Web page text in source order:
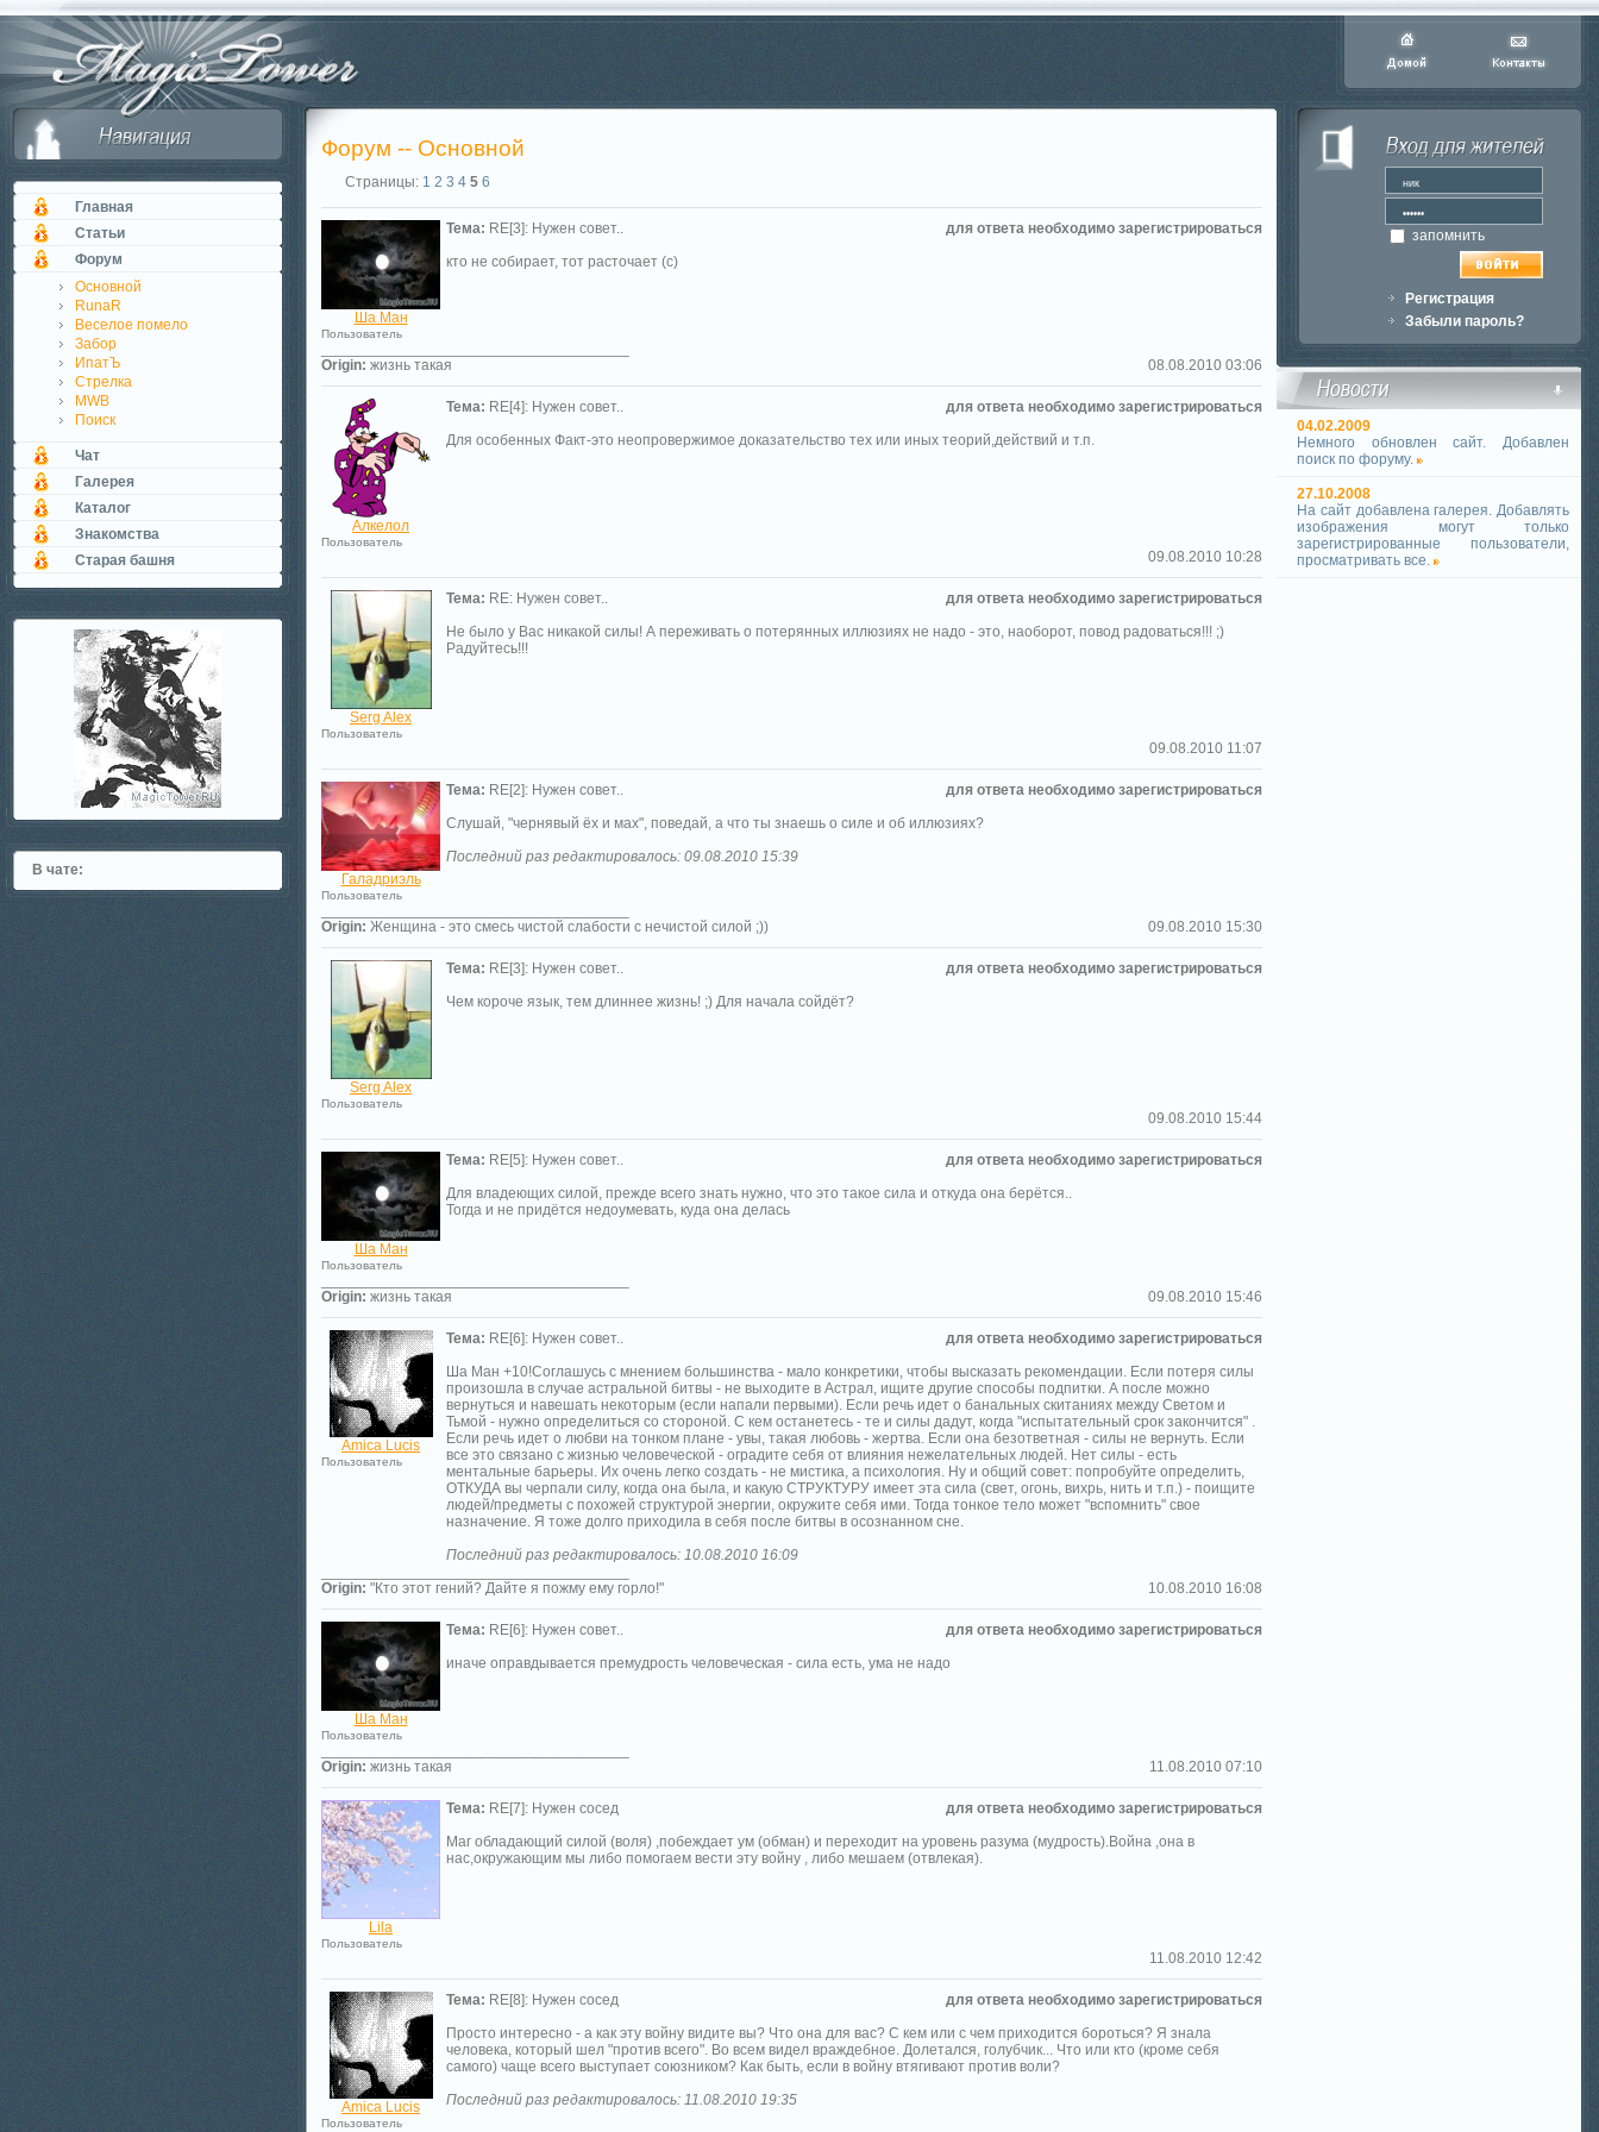
Главная
Статьи
Форум
Основной
RunaR
Веселое помело
Забор
ИпатЪ
Стрелка
MWB
Поиск
Чат
Галерея
Каталог
Знакомства
Старая башня
В чате:
Форум -- Основной
Страницы: 1 2 3 4 5 6
Ша Ман
Пользователь
Тема: RE[3]: Нужен совет..
для ответа необходимо зарегистрироваться
кто не собирает, тот расточает (с)
Origin: жизнь такая 08.08.2010 03:06
Алкелол
Пользователь
Тема: RE[4]: Нужен совет..
для ответа необходимо зарегистрироваться
Для особенных Факт-это неопровержимое доказательство тех или иных теорий,действий и т.п.
09.08.2010 10:28
Serg Alex
Пользователь
Тема: RE: Нужен совет..
для ответа необходимо зарегистрироваться
Не было у Вас никакой силы! А переживать о потерянных иллюзиях не надо - это, наоборот, повод радоваться!!! ;)
Радуйтесь!!!
09.08.2010 11:07
Галадриэль
Пользователь
Тема: RE[2]: Нужен совет..
для ответа необходимо зарегистрироваться
Слушай, "чернявый ёх и мах", поведай, а что ты знаешь о силе и об иллюзиях?
Последний раз редактировалось: 09.08.2010 15:39
Origin: Женщина - это смесь чистой слабости с нечистой силой ;)) 09.08.2010 15:30
Serg Alex
Пользователь
Тема: RE[3]: Нужен совет..
для ответа необходимо зарегистрироваться
Чем короче язык, тем длиннее жизнь! ;) Для начала сойдёт?
09.08.2010 15:44
Ша Ман
Пользователь
Тема: RE[5]: Нужен совет..
для ответа необходимо зарегистрироваться
Для владеющих силой, прежде всего знать нужно, что это такое сила и откуда она берётся..
Тогда и не придётся недоумевать, куда она делась
Origin: жизнь такая 09.08.2010 15:46
Amica Lucis
Пользователь
Тема: RE[6]: Нужен совет..
для ответа необходимо зарегистрироваться
Ша Ман +10!Соглашусь с мнением большинства - мало конкретики, чтобы высказать рекомендации. Если потеря силы
произошла в случае астральной битвы - не выходите в Астрал, ищите другие способы подпитки. А после можно
вернуться и навешать некоторым (если напали первыми). Если речь идет о банальных скитаниях между Светом и
Тьмой - нужно определиться со стороной. С кем останетесь - те и силы дадут, когда "испытательный срок закончится" .
Если речь идет о любви на тонком плане - увы, такая любовь - жертва. Если она безответная - силы не вернуть. Если
все это связано с жизнью человеческой - оградите себя от влияния нежелательных людей. Нет силы - есть
ментальные барьеры. Их очень легко создать - не мистика, а психология. Ну и общий совет: попробуйте определить,
ОТКУДА вы черпали силу, когда она была, и какую СТРУКТУРУ имеет эта сила (свет, огонь, вихрь, нить и т.п.) - поищите
людей/предметы с похожей структурой энергии, окружите себя ими. Тогда тонкое тело может "вспомнить" свое
назначение. Я тоже долго приходила в себя после битвы в осознанном сне.
Последний раз редактировалось: 10.08.2010 16:09
Origin: "Кто этот гений? Дайте я пожму ему горло!" 10.08.2010 16:08
Ша Ман
Пользователь
Тема: RE[6]: Нужен совет..
для ответа необходимо зарегистрироваться
иначе оправдывается премудрость человеческая - сила есть, ума не надо
Origin: жизнь такая 11.08.2010 07:10
Lila
Пользователь
Тема: RE[7]: Нужен сосед
для ответа необходимо зарегистрироваться
Маг обладающий силой (воля) ,побеждает ум (обман) и переходит на уровень разума (мудрость).Война ,она в
нас,окружающим мы либо помогаем вести эту войну , либо мешаем (отвлекая).
11.08.2010 12:42
Amica Lucis
Пользователь
Тема: RE[8]: Нужен сосед
для ответа необходимо зарегистрироваться
Просто интересно - а как эту войну видите вы? Что она для вас? С кем или с чем приходится бороться? Я знала
человека, который шел "против всего". Во всем видел враждебное. Долетался, голубчик... Что или кто (кроме себя
самого) чаще всего выступает союзником? Как быть, если в войну втягивают против воли?
Последний раз редактировалось: 11.08.2010 19:35
запомнить
Регистрация
Забыли пароль?
04.02.2009
Немного обновлен сайт. Добавлен
поиск по форуму.
27.10.2008
На сайт добавлена галерея. Добавлять
изображения могут только
зарегистрированные пользователи,
просматривать все.